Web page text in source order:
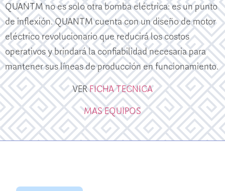
QUANTM no es solo otra bomba eléctrica: es un punto
de inflexión. QUANTM cuenta con un diseño de motor
eléctrico revolucionario que reducirá los costos
operativos y brindará la confiabilidad necesaria para
mantener sus líneas de producción en funcionamiento.
VERFICHA TECNICA
MAS EQUIPOS